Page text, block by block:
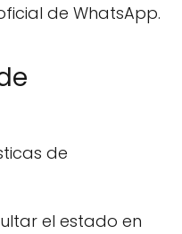
de WhatsApp.
de
el estado en